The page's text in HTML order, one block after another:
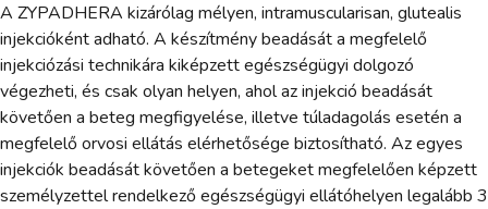
A ZYPADHERA kizárólag mélyen, intramuscularisan, glutealis
injekcióként adható. A készítmény beadását a megfelelő
injekciózási technikára kiképzett egészségügyi dolgozó
végezheti, és csak olyan helyen, ahol az injekció beadását
követően a beteg megfigyelése, illetve túladagolás esetén a
megfelelő orvosi ellátás elérhetősége biztosítható. Az egyes
injekciók beadását követően a betegeket megfelelően képzett
személyzettel rendelkező egészségügyi ellátóhelyen legalább 3